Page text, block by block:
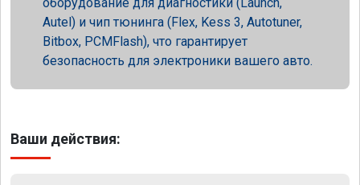
Autel) и чип тюнинга (Flex, Kess 3, Autotuner,
Bitbox, PCMFlash), что гарантирует
безопасность для электроники вашего авто.
Ваши действия: